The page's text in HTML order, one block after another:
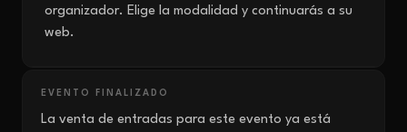
organizador. Elige la modalidad y continuarás a su
web.
EVENTO FINALIZADO
La venta de entradas para este evento ya está